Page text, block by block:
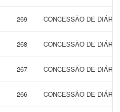
269 CONCESSÃO DE
268 CONCESSÃO DE
267 CONCESSÃO DE
266 CONCESSÃO DE